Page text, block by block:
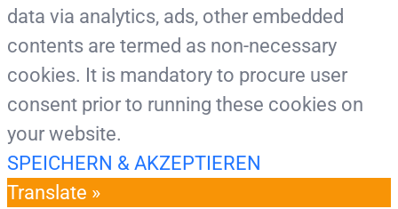
data via analytics, ads, other embedded
contents are termed as non-necessary
cookies. It is mandatory to procure user
consent prior to running these cookies on
your website.
SPEICHERN & AKZEPTIEREN
Translate »